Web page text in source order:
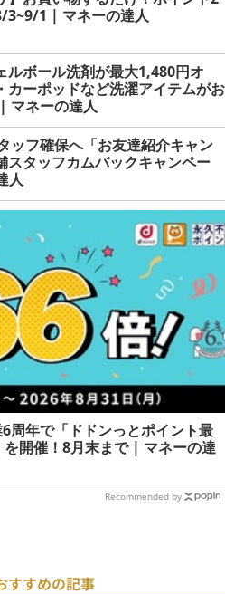
3~9/1 | マネーの達人
ルボール洗剤が最大1,480円オ
カーポッドなど洗濯アイテムがお
マネーの達人
ッフ確保へ「お友達紹介キャン
スタッフカムバックキャンペー
人
6周年で「ドドンっとポイント最
開催！8月末まで | マネーの達
Recommended by
すすめの記事